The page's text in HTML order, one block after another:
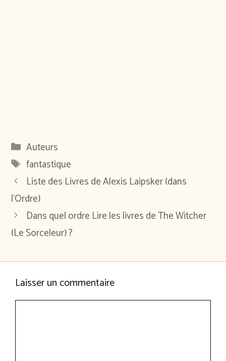
Catégories
Auteurs
Étiquettes
fantastique
Liste des Livres de Alexis Laipsker (dans
l’Ordre)
Dans quel ordre Lire les livres de The Witcher
(Le Sorceleur) ?
Laisser un commentaire